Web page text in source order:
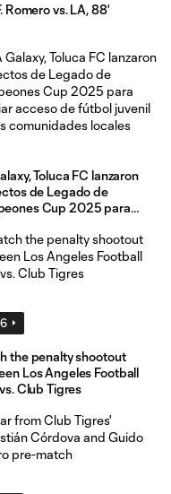
Romero vs. LA, 88'
Toluca FC lanzaron
de Legado de
Cup 2025 para
locales
the penalty shootout
Los Angeles Football
Club Tigres